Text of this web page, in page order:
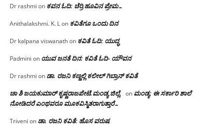
Dr rashmi on ಕವನ ಓದಿ: ಚೆರ್ರಿ ಹೂವಿನ ಪ್ರೇಮ…
Anithalakshmi. K. Lon ಕವಿತೆಗೂ ಒಂದು ದಿನ
Dr kalpana viswanathon ಕವಿತೆ ಓದಿ: ಯುದ್ಧ
Padmini on ಯುವ ಜನತೆ ದಿನ: ಕವಿತೆ ಓದಿ- ಯೌವನ
Dr rashmi on ಡಾ. ರಜನಿ‌ ಕಣ್ಣಲ್ಲಿ ಕಲೀಲ್ ಗಿಬ್ರಾನ್ ಕವಿತೆ
ಚಾ ಶಿ ಜಯಕುಮಾರ್ ಕೃಷ್ಣರಾಜಪೇಟೆ.ಮಂಡ್ಯ ಜಿಲ್ಲೆ. on ಮಂಡ್ಯ: ಈ ಸರ್ಕಾರಿ ಶಾಲೆ
ನೋಡಿದರೆ ಎಂಥವರೂ ಮೂಕವಿಸ್ಮಿತರಾಗುತ್ತಾರೆ…
Triveni on ಡಾ. ರಜನಿ ಕವಿತೆ: ಹೊಸ ವರುಷ